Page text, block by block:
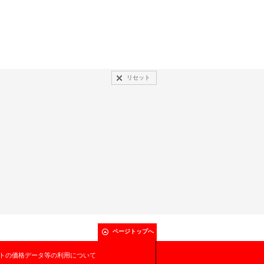
リセット
ページトップへ
の価格データ等の利用について